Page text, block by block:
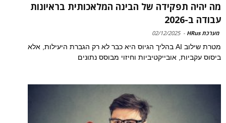
מה יהיה תפקידה של הבינה המלאכותית בראיונות
עבודה ב-2026
מערכת HRus -
02/12/2025
מטרת שילוב AI בהליך הגיוס היא כבר לא רק הגברת היעילות, אלא
ביסוס עקביות, אובייקטיביות וחיזוי מבוסס נתונים